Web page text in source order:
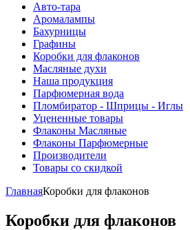
Авто-тара
Аромалампы
Бахурницы
Графины
Коробки для флаконов
Масляные духи
Наша продукция
Парфюмерная вода
Пломбиратор - Шприцы - Иглы
Уцененные товары
Флаконы Масляные
Флаконы Парфюмерные
Производители
Товары со скидкой
ГлавнаяКоробки для флаконов
Коробки для флаконов